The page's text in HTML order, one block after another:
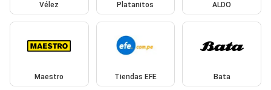
Vélez Platanitos ALDO
Maestro Tiendas EFE Bata